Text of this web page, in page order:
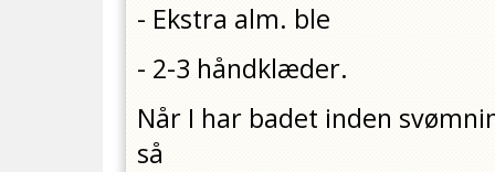
- Ekstra alm. ble
- 2-3 håndklæder.
Når I har badet inden
så